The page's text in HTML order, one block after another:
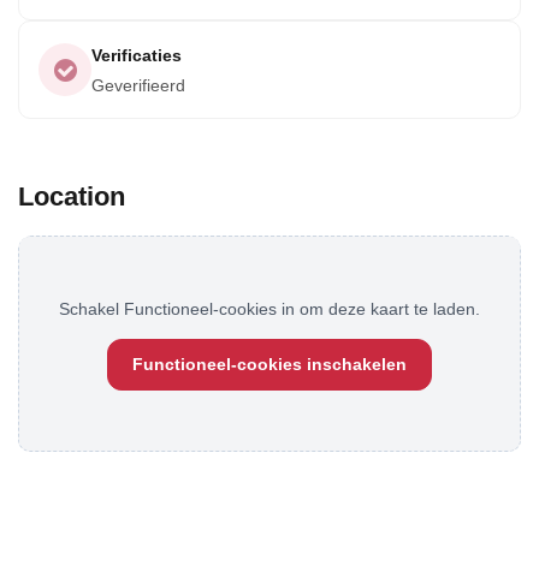
bereid met seizoensgebonden en lokale ingrediënten.
bevorderen.
Verificaties
Geverifieerd
Location
Schakel Functioneel-cookies in om deze kaart te laden.
Functioneel-cookies inschakelen